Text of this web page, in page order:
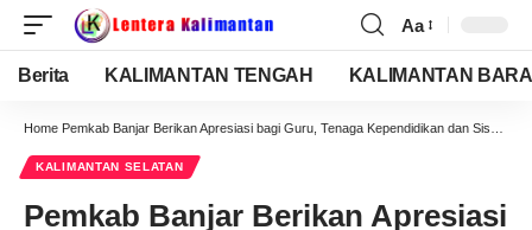
Aa
Berita KALIMANTAN TENGAH KALIMANTAN
Home Pemkab Banjar Berikan Apresiasi bagi Guru, Tenaga Kependidikan dan Siswa Berprestasi
KALIMANTAN SELATAN
Pemkab Banjar Berikan Apresiasi